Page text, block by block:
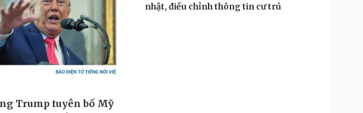
nhật, điều chỉnh thông tin cư trú